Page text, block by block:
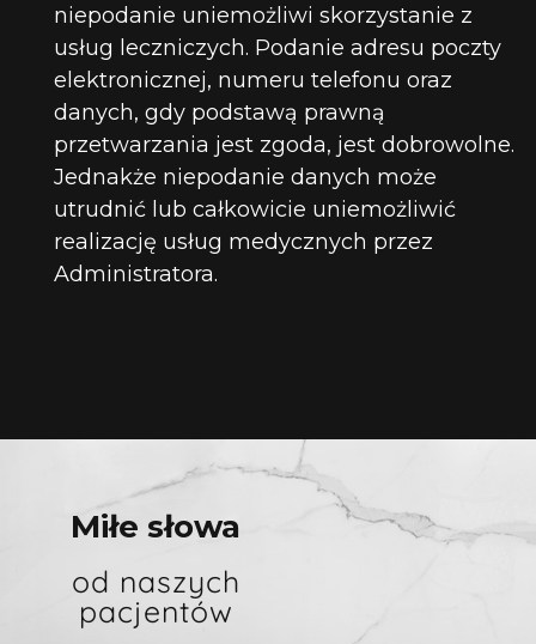
niepodanie uniemożliwi skorzystanie z
usług leczniczych. Podanie adresu poczty
elektronicznej, numeru telefonu oraz
danych, gdy podstawą prawną
przetwarzania jest zgoda, jest dobrowolne.
Jednakże niepodanie danych może
utrudnić lub całkowicie uniemożliwić
realizację usług medycznych przez
Administratora.
Miłe słowa
od naszych
pacjentów